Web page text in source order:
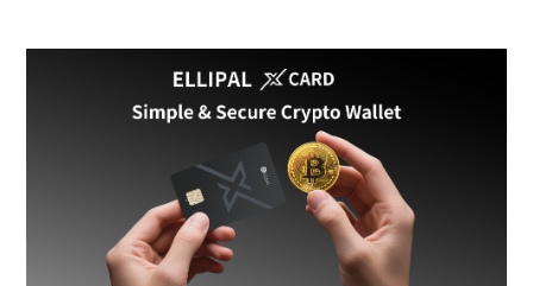
:
Protéger,
Sécuriser
Et
Stocker
Crypto-
Monnaies